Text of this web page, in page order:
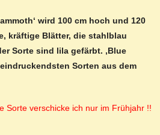
wird 100 cm hoch und 120
kräftige Blätter, die stahlblau
Sorte sind lila gefärbt. ‚Blue
Sorten aus dem
Sorte verschicke ich nur im Frühjahr !!